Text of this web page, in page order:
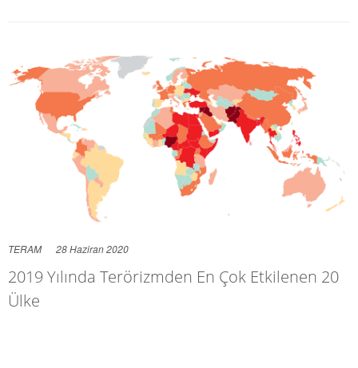
TERAM 28 Haziran 2020
2019 Yılında Terörizmden En Çok Etkilenen 20
Ülke